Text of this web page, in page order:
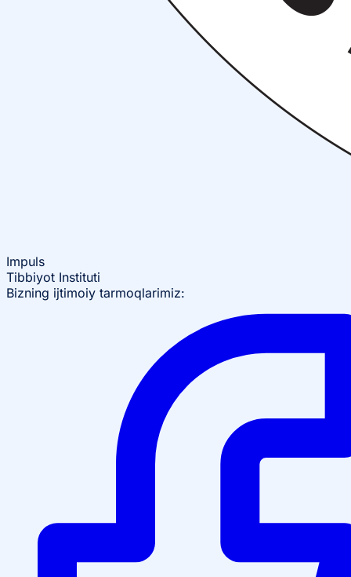
Impuls
Tibbiyot Instituti
Bizning ijtimoiy tarmoqlarimiz: